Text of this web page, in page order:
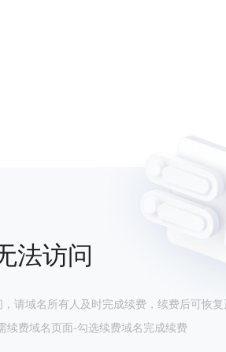
法访问
请域名所有人及时完成续费，续费后可恢复
续费域名页面-勾选续费域名完成续费